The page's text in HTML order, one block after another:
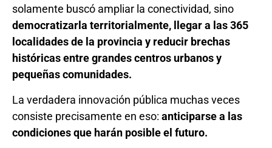
solamente buscó ampliar la conectividad, sino
democratizarla territorialmente, llegar a las 365
localidades de la provincia y reducir brechas
históricas entre grandes centros urbanos y
pequeñas comunidades.
La verdadera innovación pública muchas veces
consiste precisamente en eso: anticiparse a las
condiciones que harán posible el futuro.